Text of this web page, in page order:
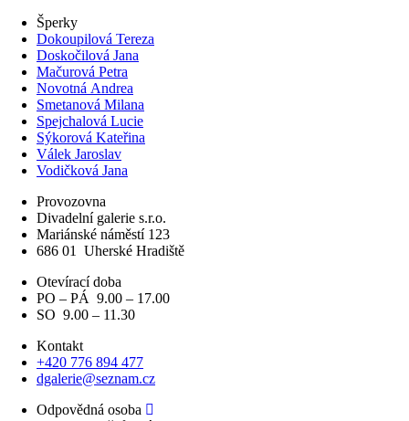
Šperky
Dokoupilová Tereza
Doskočilová Jana
Mačurová Petra
Novotná Andrea
Smetanová Milana
Spejchalová Lucie
Sýkorová Kateřina
Válek Jaroslav
Vodičková Jana
Provozovna
Divadelní galerie s.r.o.
Mariánské náměstí 123
686 01
Uherské Hradiště
Otevírací doba
PO – PÁ 9.00 – 17.00
SO 9.00 – 11.30
Kontakt
+420 776 894 477
dgalerie@seznam.cz
Odpovědná osoba